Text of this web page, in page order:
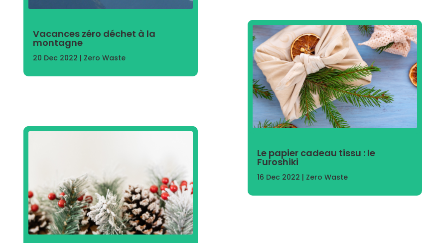
Vacances zéro déchet à la
montagne
20 Dec 2022 | Zero Waste
Le papier cadeau tissu : le
Furoshiki
16 Dec 2022 | Zero Waste